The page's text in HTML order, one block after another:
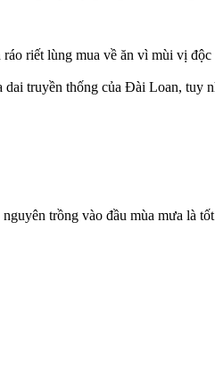
riết lùng mua về ăn vì mùi vị độc
truyền thống của Đài Loan,
trồng vào đầu mùa mưa là